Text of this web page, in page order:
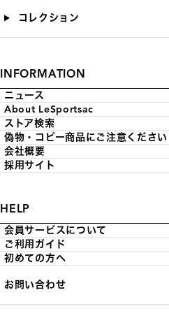
コレクション
INFORMATION
ニュース
About LeSportsac
ストア検索
偽物・コピー商品にご注意ください
会社概要
採用サイト
HELP
会員サービスについて
ご利用ガイド
初めての方へ
お問い合わせ